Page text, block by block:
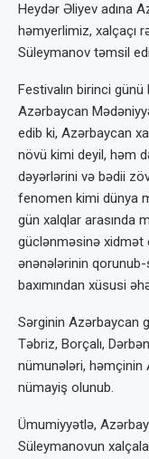
Heydər Əliyev adına
həmyerlimiz, xalçaçı
Süleymanov təmsil
Festivalın birinci
Azərbaycan
edib ki, Azərbaycan
növü kimi deyil, həm
dəyərlərini və bədii
fenomen kimi dünya
gün xalqlar arasında
güclənməsinə xidmət
ənənələrinin
baxımından xüsusi
Sərginin Azərbaycan
Təbriz, Borçalı,
nümunələri,
nümayiş olunub.
Ümumiyyətlə,
Süleymanovun